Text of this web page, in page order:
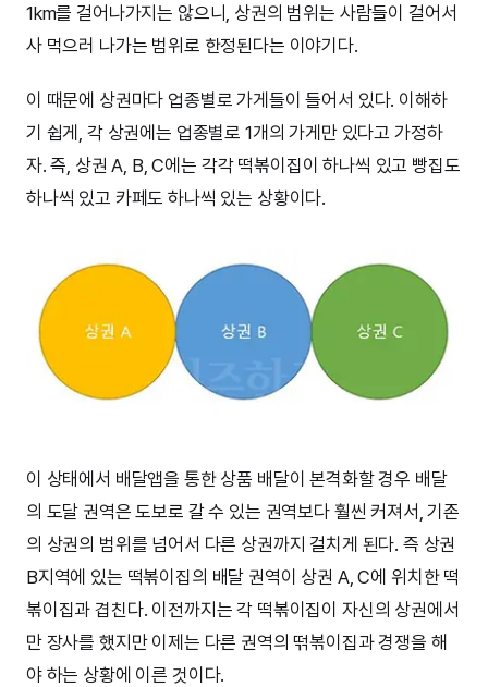
1km를 걸어나가지는 않으니, 상권의 범위는 사람들이 걸어서
사 먹으러 나가는 범위로 한정된다는 이야기다.
이 때문에 상권마다 업종별로 가게들이 들어서 있다. 이해하
기 쉽게, 각 상권에는 업종별로 1개의 가게만 있다고 가정하
자. 즉, 상권 A, B, C에는 각각 떡볶이집이 하나씩 있고 빵집도
하나씩 있고 카페도 하나씩 있는 상황이다.
이 상태에서 배달앱을 통한 상품 배달이 본격화할 경우 배달
의 도달 권역은 도보로 갈 수 있는 권역보다 훨씬 커져서, 기존
의 상권의 범위를 넘어서 다른 상권까지 걸치게 된다. 즉 상권
B지역에 있는 떡볶이집의 배달 권역이 상권 A, C에 위치한 떡
볶이집과 겹친다. 이전까지는 각 떡볶이집이 자신의 상권에서
만 장사를 했지만 이제는 다른 권역의 떢볶이집과 경쟁을 해
야 하는 상황에 이른 것이다.